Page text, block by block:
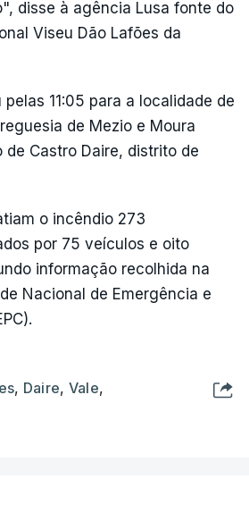
disse à agência Lusa fonte do
Viseu Dão Lafões da
11:05 para a localidade de
de Mezio e Moura
de Castro Daire, distrito de
o incêndio 273
por 75 veículos e oito
informação recolhida na
Nacional de Emergência e
, Daire, Vale,